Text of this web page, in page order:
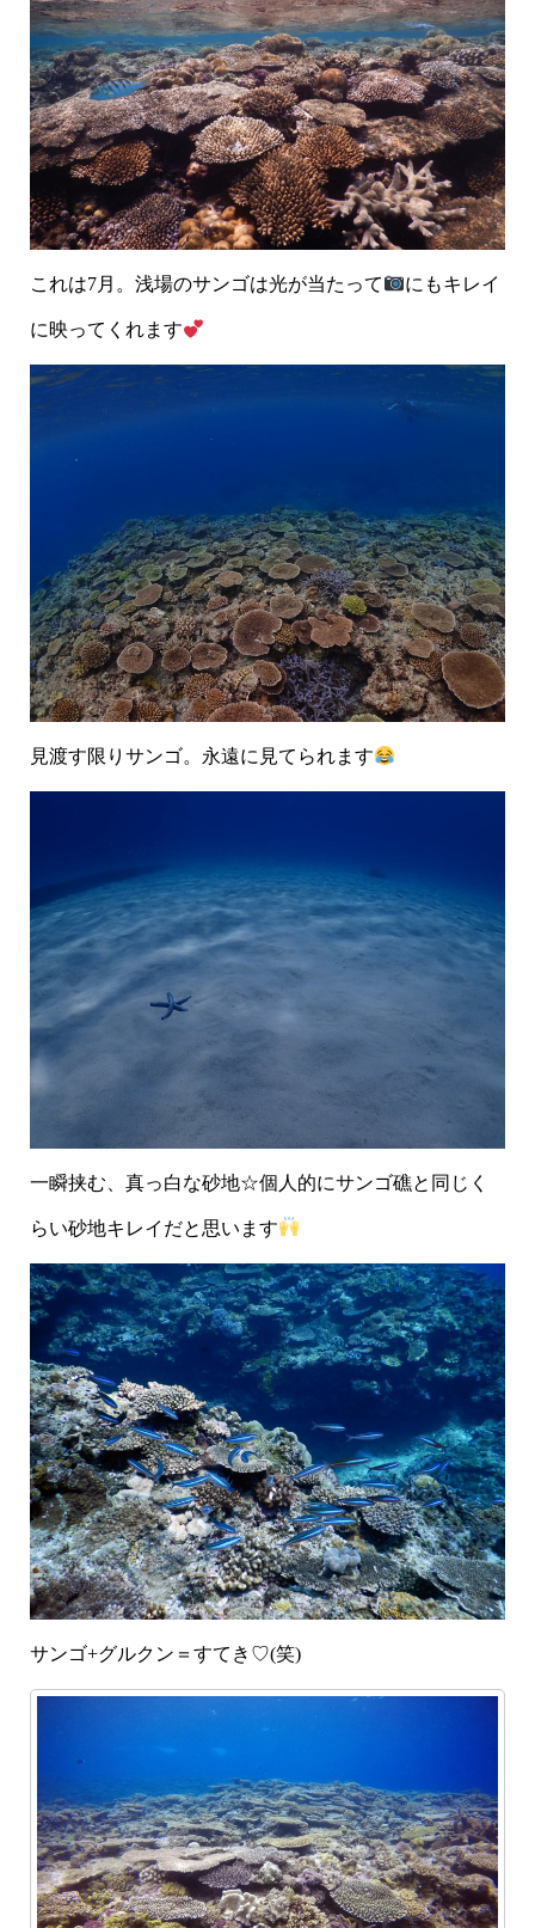
これは7月。浅場のサンゴは光が当たって にもキレイ
に映ってくれます
見渡す限りサンゴ。永遠に見てられます
一瞬挟む、真っ白な砂地☆個人的にサンゴ礁と同じく
らい砂地キレイだと思います
サンゴ+グルクン＝すてき♡(笑)